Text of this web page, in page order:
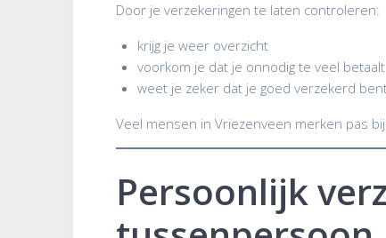
Door je verzekeringen te laten controleren:
krijg je weer overzicht
voorkom je dat je onnodig te veel betaalt
weet je zeker dat je goed verzekerd
Veel mensen in Vriezenveen merken pas
Persoonlijk